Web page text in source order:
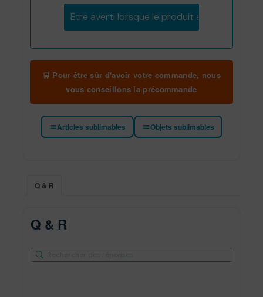
Être averti lorsque le produit est en stock
🛒 Pour être sûr d'avoir votre commande, nous
vous conseillons la précommande
Articles sublimables Objets sublimables
Q & R
Q & R